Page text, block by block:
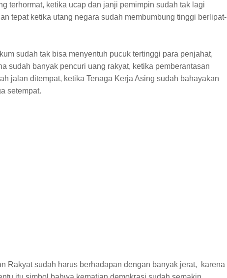
terhormat, ketika ucap dan janji pemimpin sudah tak lagi
tepat ketika utang negara sudah membumbung tinggi berlipat-
sudah tak bisa menyentuh pucuk tertinggi para penjahat,
sudah banyak pencuri uang rakyat, ketika pemberantasan
jalan ditempat, ketika Tenaga Kerja Asing sudah bahayakan
setempat.
Rakyat sudah harus berhadapan dengan banyak jerat, karena